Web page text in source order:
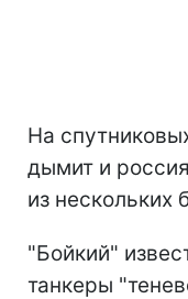
На
дымит и
из нескольких
"Бойкий"
танкеры